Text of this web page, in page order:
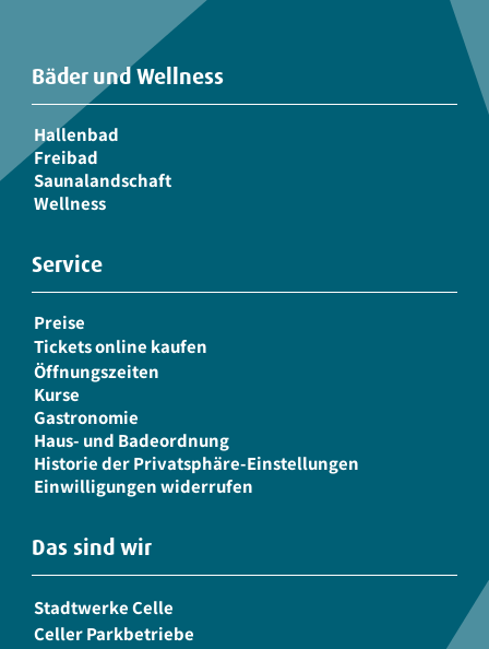
Bäder und Wellness
Hallenbad
Freibad
Saunalandschaft
Wellness
Service
Preise
Tickets online kaufen
Öffnungszeiten
Kurse
Gastronomie
Haus- und Badeordnung
Historie der Privatsphäre-Einstellungen
Einwilligungen widerrufen
Das sind wir
Stadtwerke Celle
Celler Parkbetriebe